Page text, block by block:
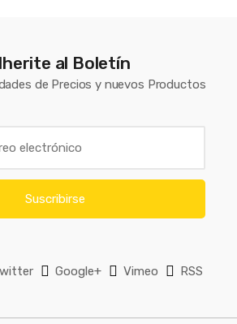
al Boletín
de Precios y nuevos Productos
Suscribirse
Google+ Vimeo RSS